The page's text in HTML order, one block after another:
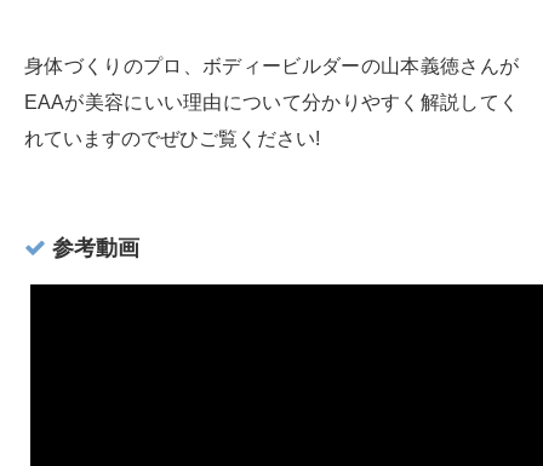
身体づくりのプロ、ボディービルダーの山本義徳さんが
EAAが美容にいい理由について分かりやすく解説してく
れていますのでぜひご覧ください!
参考動画